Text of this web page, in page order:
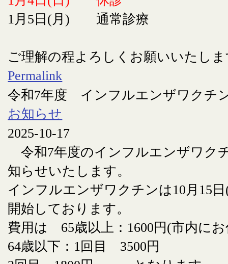
1月5日(月) 通常診療
ご理解の程よろしくお願いいたし
Permalink
令和7年度 インフルエンザワクチ
お知らせ
2025-10-17
令和7年度のインフルエンザワク
知らせいたします。
インフルエンザワクチンは10月15
開始しております。
費用は 65歳以上：1600円(市内に
64歳以下：1回目 3500円